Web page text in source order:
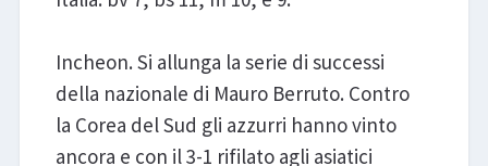
Incheon. Si allunga la serie di successi
della nazionale di Mauro Berruto. Contro
la Corea del Sud gli azzurri hanno vinto
ancora e con il 3-1 rifilato agli asiatici